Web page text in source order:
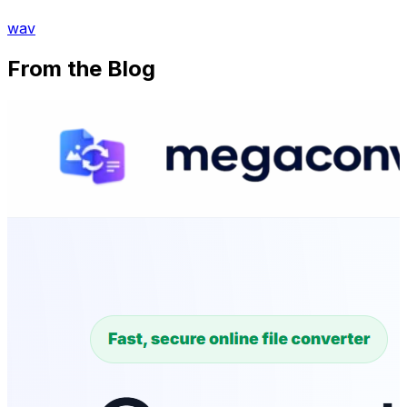
wav
From the Blog